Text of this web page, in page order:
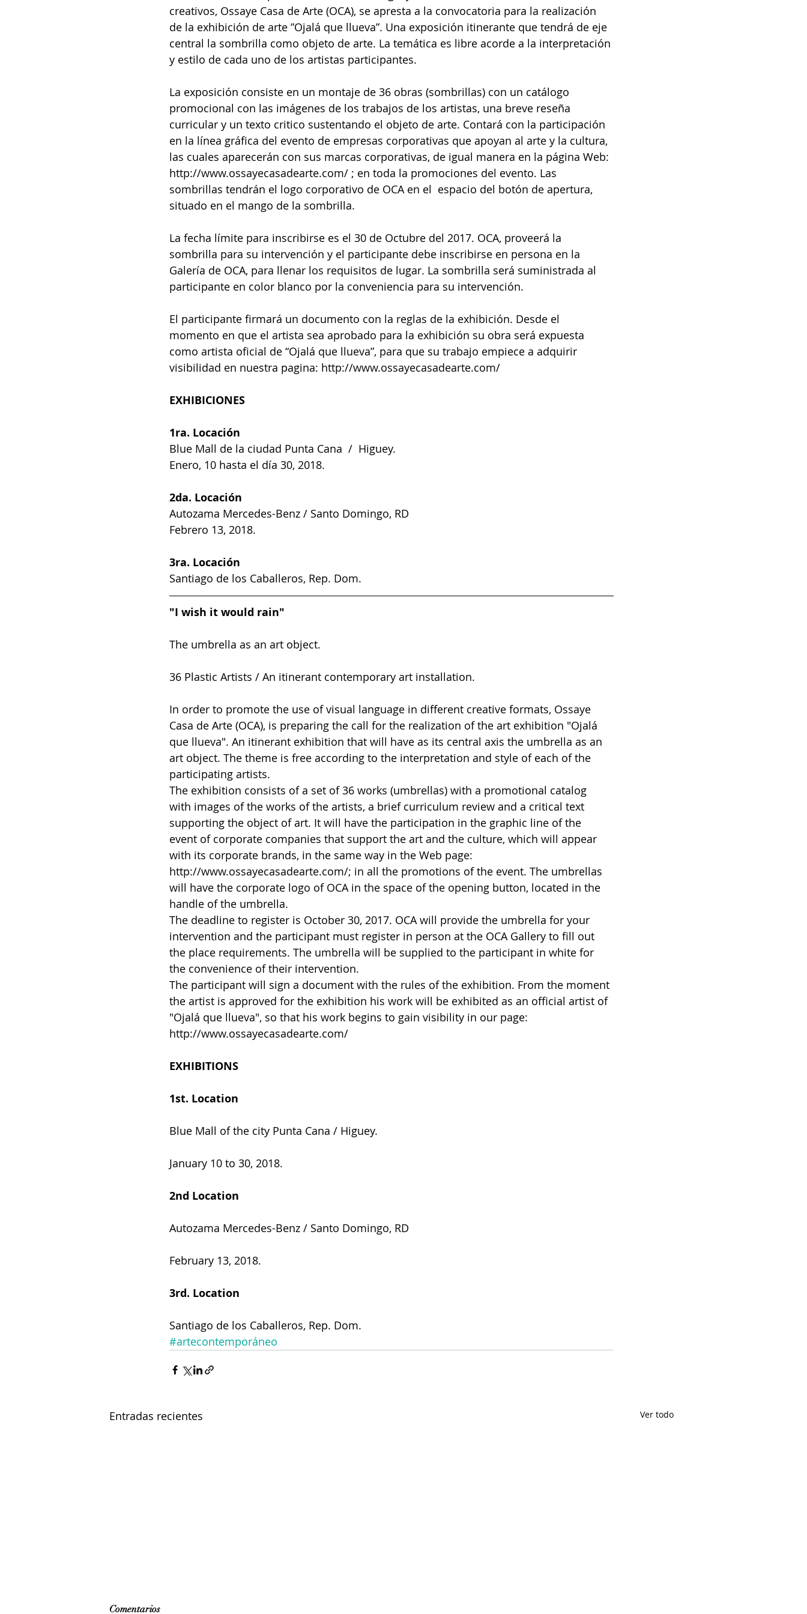
creativos, Ossaye Casa de Arte (OCA), se apresta a la convocatoria para la realización
de la exhibición de arte ”Ojalá que llueva”. Una exposición itinerante que tendrá de eje
central la sombrilla como objeto de arte. La temática es libre acorde a la interpretación
y estilo de cada uno de los artistas participantes.
La exposición consiste en un montaje de 36 obras (sombrillas) con un catálogo
promocional con las imágenes de los trabajos de los artistas, una breve reseña
curricular y un texto critico sustentando el objeto de arte. Contará con la participación
en la línea gráfica del evento de empresas corporativas que apoyan al arte y la cultura,
las cuales aparecerán con sus marcas corporativas, de igual manera en la página Web:
http://www.ossayecasadearte.com/ ; en toda la promociones del evento. Las
sombrillas tendrán el logo corporativo de OCA en el  espacio del botón de apertura,
situado en el mango de la sombrilla.
La fecha límite para inscribirse es el 30 de Octubre del 2017. OCA, proveerá la
sombrilla para su intervención y el participante debe inscribirse en persona en la
Galería de OCA, para llenar los requisitos de lugar. La sombrilla será suministrada al
participante en color blanco por la conveniencia para su intervención.
El participante firmará un documento con la reglas de la exhibición. Desde el
momento en que el artista sea aprobado para la exhibición su obra será expuesta
como artista oficial de “Ojalá que llueva”, para que su trabajo empiece a adquirir
visibilidad en nuestra pagina: http://www.ossayecasadearte.com/
EXHIBICIONES
1ra. Locación
Blue Mall de la ciudad Punta Cana  /  Higuey.
Enero, 10 hasta el día 30, 2018.
2da. Locación
Autozama Mercedes-Benz / Santo Domingo, RD
Febrero 13, 2018.
3ra. Locación
Santiago de los Caballeros, Rep. Dom.
"I wish it would rain"
The umbrella as an art object.
36 Plastic Artists / An itinerant contemporary art installation.
In order to promote the use of visual language in different creative formats, Ossaye
Casa de Arte (OCA), is preparing the call for the realization of the art exhibition "Ojalá
que llueva". An itinerant exhibition that will have as its central axis the umbrella as an
art object. The theme is free according to the interpretation and style of each of the
participating artists.
The exhibition consists of a set of 36 works (umbrellas) with a promotional catalog
with images of the works of the artists, a brief curriculum review and a critical text
supporting the object of art. It will have the participation in the graphic line of the
event of corporate companies that support the art and the culture, which will appear
with its corporate brands, in the same way in the Web page:
http://www.ossayecasadearte.com/; in all the promotions of the event. The umbrellas
will have the corporate logo of OCA in the space of the opening button, located in the
handle of the umbrella.
The deadline to register is October 30, 2017. OCA will provide the umbrella for your
intervention and the participant must register in person at the OCA Gallery to fill out
the place requirements. The umbrella will be supplied to the participant in white for
the convenience of their intervention.
The participant will sign a document with the rules of the exhibition. From the moment
the artist is approved for the exhibition his work will be exhibited as an official artist of
"Ojalá que llueva", so that his work begins to gain visibility in our page:
http://www.ossayecasadearte.com/
EXHIBITIONS
1st. Location
Blue Mall of the city Punta Cana / Higuey.
January 10 to 30, 2018.
2nd Location
Autozama Mercedes-Benz / Santo Domingo, RD
February 13, 2018.
3rd. Location
Santiago de los Caballeros, Rep. Dom.
#artecontemporáneo
Entradas recientes Ver todo
Comentarios